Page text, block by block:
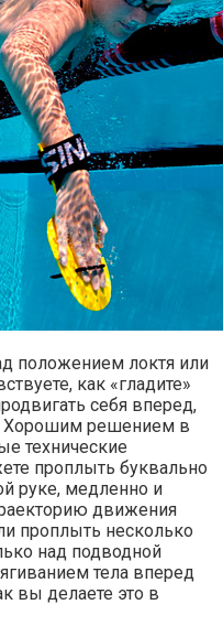
положением локтя или
как «гладите»
себя вперед,
Хорошим решением в
технические
проплыть буквально
руке, медленно и
движения
проплыть несколько
над подводной
тела вперед
вы делаете это в